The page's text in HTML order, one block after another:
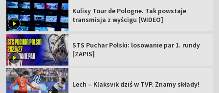
Kulisy Tour de Pologne. Tak powstaje
transmisja z wyścigu [WIDEO]
STS Puchar Polski: losowanie par 1. rundy
[ZAPIS]
Lech – Klaksvik dziś w TVP. Znamy składy!